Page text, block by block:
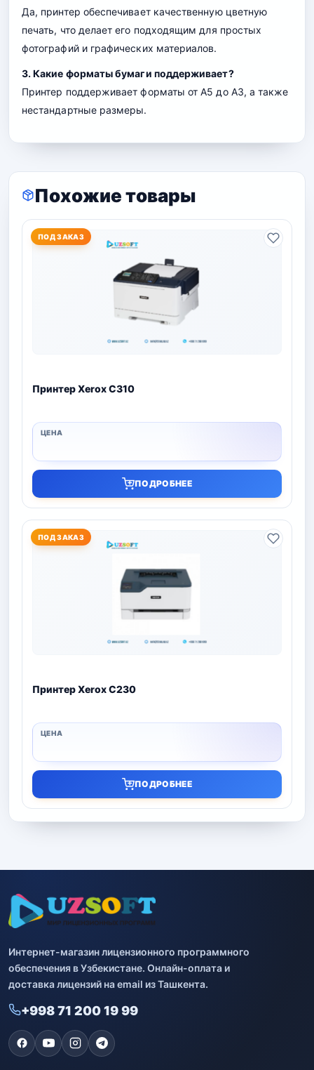
Да, принтер обеспечивает качественную цветную
печать, что делает его подходящим для простых
фотографий и графических материалов.
3. Какие форматы бумаги поддерживает?
Принтер поддерживает форматы от A5 до A3, а также
нестандартные размеры.
Похожие товары
ПОД ЗАКАЗ
Принтер Xerox C310
ПОДРОБНЕЕ
ПОД ЗАКАЗ
Принтер Xerox C230
ПОДРОБНЕЕ
Интернет-магазин лицензионного программного
обеспечения в Узбекистане. Онлайн-оплата и
доставка лицензий на email из Ташкента.
+998 71 200 19 99